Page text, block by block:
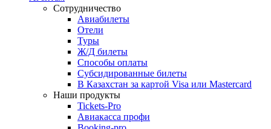
Сотрудничество
Авиабилеты
Отели
Туры
Ж/Д билеты
Способы оплаты
Субсидированные билеты
В Казахстан за картой Visa или Masterсard
Наши продукты
Tickets-Pro
Авиакасса профи